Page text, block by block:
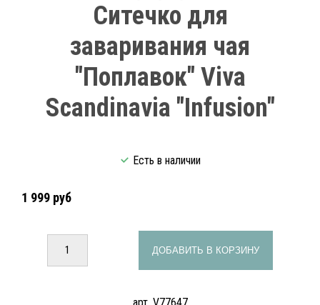
Ситечко для
заваривания чая
"Поплавок" Viva
Scandinavia "Infusion"
Есть в наличии
1 999 руб
ДОБАВИТЬ В КОРЗИНУ